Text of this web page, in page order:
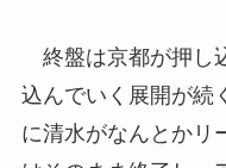
終盤は京都が押し
込んでいく展開が続
に清水がなんとかリ